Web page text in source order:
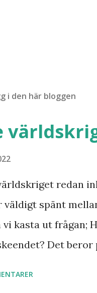
i den här bloggen
redan
väldigt spänt
vi kasta ut frågan;
Det beror